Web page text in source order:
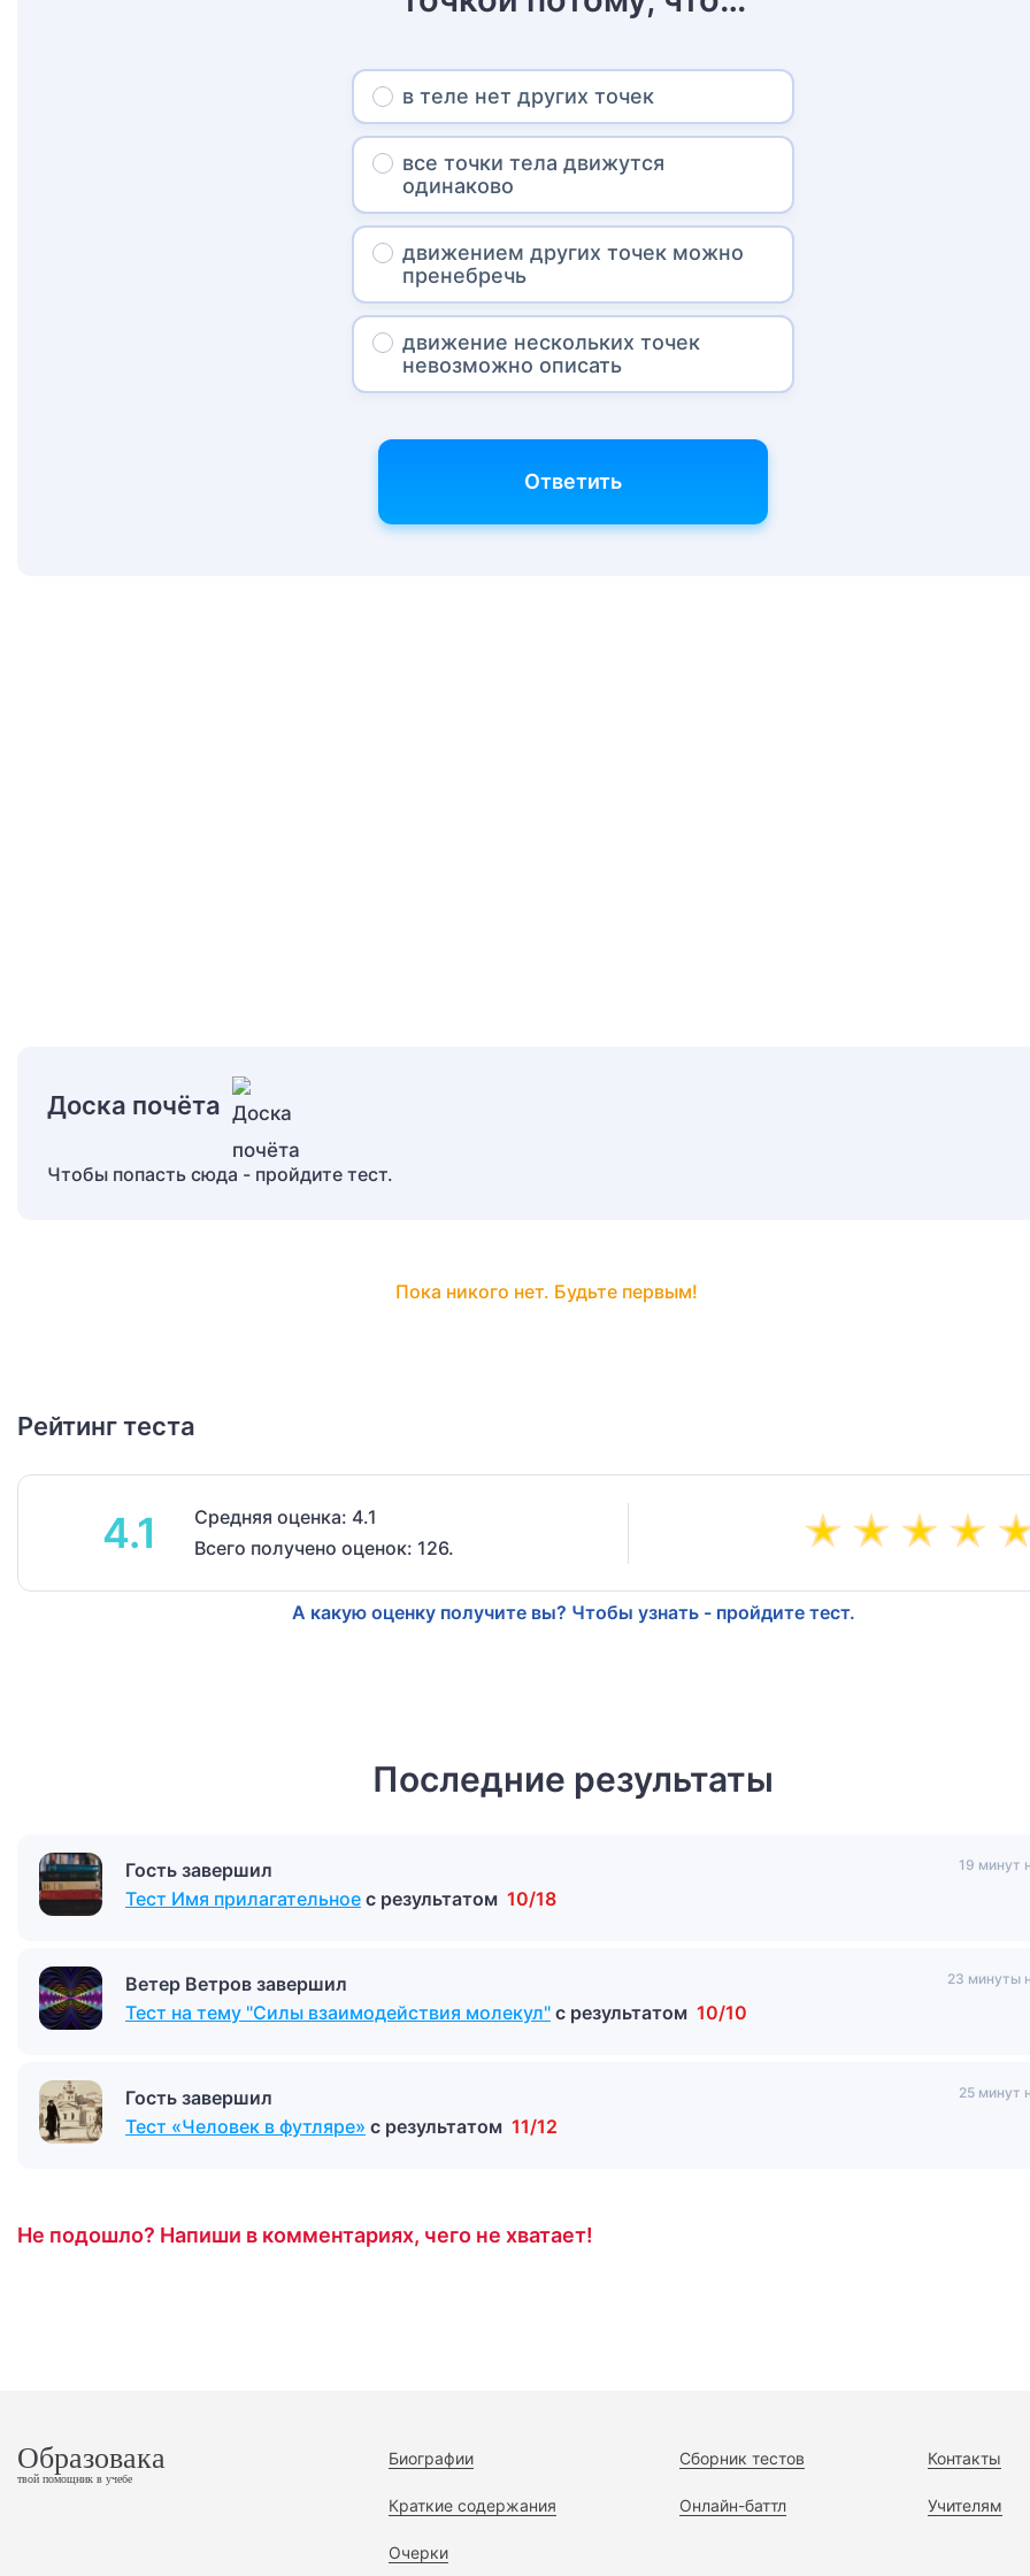
в теле нет других точек
все точки тела движутся
одинаково
движением других точек можно
пренебречь
движение нескольких точек
невозможно описать
Ответить
Доска почёта
Чтобы попасть сюда - пройдите тест.
Пока никого нет. Будьте первым!
Рейтинг теста
4.1
Средняя оценка: 4.1
Всего получено оценок: 126.
А какую оценку получите вы? Чтобы узнать - пройдите тест.
Последние результаты
Гость завершил
Тест Имя прилагательное с результатом 10/18
19 минут
Ветер Ветров завершил
Тест на тему "Силы взаимодействия молекул" с результатом 10/10
23 минуты
Гость завершил
Тест «Человек в футляре» с результатом 11/12
25 минут
Не подошло? Напиши в комментариях, чего не хватает!
Образовака
твой помощник в учебе
Биографии
Краткие содержания
Очерки
Сборник тестов
Онлайн-баттл
Контакты
Учителям